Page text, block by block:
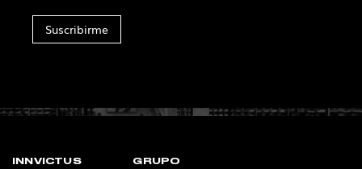
Suscribirme
INNVICTUS
GRUPO